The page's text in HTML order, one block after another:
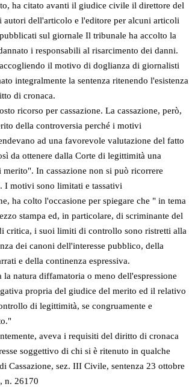
ha citato avanti il giudice civile il direttore del
autori dell'articolo e l'editore per alcuni articoli
sul giornale Il tribunale ha accolto la
i responsabili al risarcimento dei danni.
il motivo di doglianza di giornalisti
integralmente la sentenza ritenendo l'esistenza
di cronaca.
ricorso per cassazione. La cassazione, però,
della controversia perché i motivi
ad una favorevole valutazione del fatto
da ottenere dalla Corte di legittimità una
In cassazione non si può ricorrere
I motivi sono limitati e tassativi
ha colto l'occasione per spiegare che " in tema
stampa ed, in particolare, di scriminante del
critica, i suoi limiti di controllo sono ristretti alla
dei canoni dell'interesse pubblico, della
e della continenza espressiva.
la natura diffamatoria o meno dell'espressione
propria del giudice del merito ed il relativo
di legittimità, se congruamente e
aveva i requisiti del diritto di cronaca
soggettivo di chi si è ritenuto in qualche
Cassazione, sez. III Civile, sentenza 23 ottobre
n. 26170